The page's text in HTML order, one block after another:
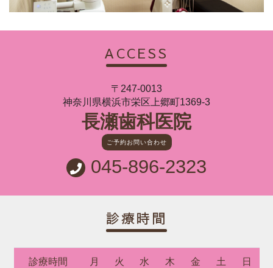
ACCESS
〒247-0013
神奈川県横浜市栄区上郷町1369-3
長瀬歯科医院
ご予約お問い合わせ
045-896-2323
診療時間
診療時間 月 火 水 木 金 土 日